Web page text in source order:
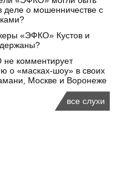
о мошенничестве с
«ЭФКО» Кустов и
комментирует
о «масках-шоу» в своих
Москве и Воронеже
все слухи